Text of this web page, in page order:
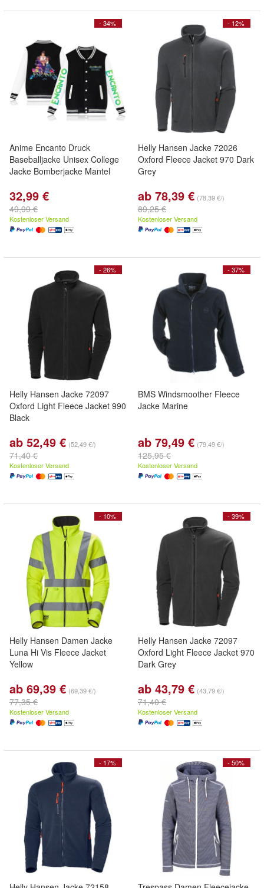
- 34%
Anime Encanto Druck
Baseballjacke Unisex College
Jacke Bomberjacke Mantel
32,99 €
49,99 €
Kostenloser Versand
- 12%
Helly Hansen Jacke 72026
Oxford Fleece Jacket 970 Dark
Grey
ab 78,39 € (78,39 €/)
89,25 €
Kostenloser Versand
- 26%
Helly Hansen Jacke 72097
Oxford Light Fleece Jacket 990
Black
ab 52,49 € (52,49 €/)
71,40 €
Kostenloser Versand
- 37%
BMS Windsmoother Fleece
Jacke Marine
ab 79,49 € (79,49 €/)
125,95 €
Kostenloser Versand
- 10%
Helly Hansen Damen Jacke
Luna Hi Vis Fleece Jacket
Yellow
ab 69,39 € (69,39 €/)
77,35 €
Kostenloser Versand
- 39%
Helly Hansen Jacke 72097
Oxford Light Fleece Jacket 970
Dark Grey
ab 43,79 € (43,79 €/)
71,40 €
Kostenloser Versand
- 17% - 50%